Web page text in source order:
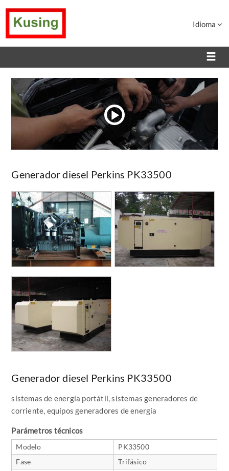
Idioma
Generador diesel Perkins PK33500
Generador diesel Perkins PK33500
sistemas de energía portátil, sistemas generadores de
corriente, equipos generadores de energía
Parámetros técnicos
Modelo
PK33500
Fase
Trifásico